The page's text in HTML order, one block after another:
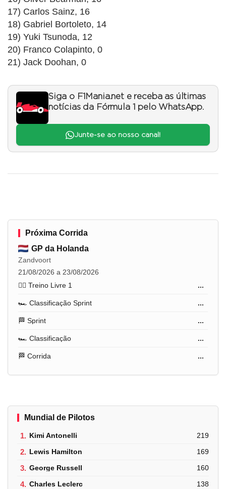
17) Carlos Sainz, 16
18) Gabriel Bortoleto, 14
19) Yuki Tsunoda, 12
20) Franco Colapinto, 0
21) Jack Doohan, 0
Siga o F1Mania.net e receba as últimas
notícias da Fórmula 1 pelo WhatsApp.
Junte-se ao nosso canal!
Próxima Corrida
GP da Holanda
Zandvoort
21/08/2026 a 23/08/2026
🏋️‍♂️ Treino Livre 1
...
🏎️ Classificação Sprint ...
🏁 Sprint ...
🏎️ Classificação ...
🏁 Corrida ...
Mundial de Pilotos
1. Kimi Antonelli 219
2. Lewis Hamilton 169
3. George Russell 160
4. Charles Leclerc 138